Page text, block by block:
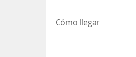
Cómo llegar